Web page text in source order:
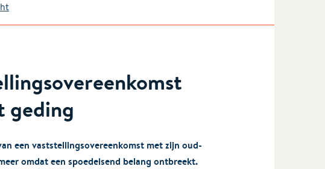
geding
een vaststellingsovereenkomst met zijn oud-
omdat een spoedeisend belang ontbreekt.